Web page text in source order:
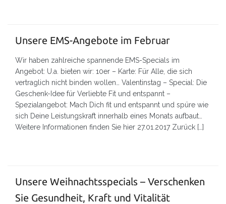
Unsere EMS-Angebote im Februar
Wir haben zahlreiche spannende EMS-Specials im
Angebot: U.a. bieten wir: 10er – Karte: Für Alle, die sich
vertraglich nicht binden wollen… Valentinstag – Special: Die
Geschenk-Idee für Verliebte Fit und entspannt –
Spezialangebot: Mach Dich fit und entspannt und spüre wie
sich Deine Leistungskraft innerhalb eines Monats aufbaut…
Weitere Informationen finden Sie hier 27.01.2017 Zurück […]
Unsere Weihnachtsspecials – Verschenken
Sie Gesundheit, Kraft und Vitalität